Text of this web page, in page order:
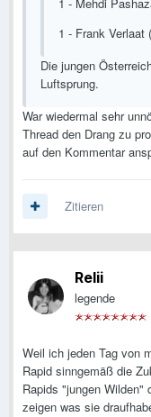
1 - Mehdi
1 - Frank Verlaat
Die jungen
Luftsprung.
War wiedermal sehr
Thread den Drang zu
auf den Kommentar
Zitieren
Relii
legende
Weil ich jeden Tag von
Rapid sinngemäß die
Rapids "jungen Wilden"
zeigen was sie